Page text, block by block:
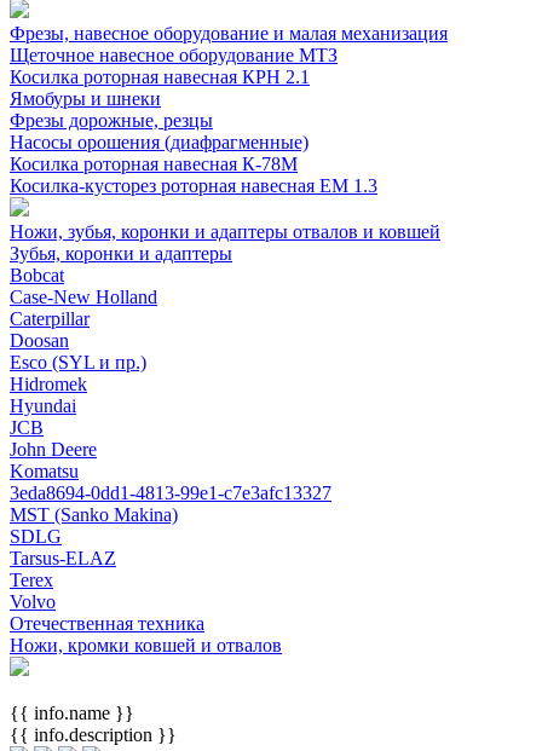
Фрезы, навесное оборудование и малая механизация
Щеточное навесное оборудование МТЗ
Косилка роторная навесная КРН 2.1
Ямобуры и шнеки
Фрезы дорожные, резцы
Насосы орошения (диафрагменные)
Косилка роторная навесная К-78М
Косилка-кусторез роторная навесная ЕМ 1.3
Ножи, зубья, коронки и адаптеры отвалов и ковшей
Зубья, коронки и адаптеры
Bobcat
Case-New Holland
Caterpillar
Doosan
Esco (SYL и пр.)
Hidromek
Hyundai
JCB
John Deere
Komatsu
3eda8694-0dd1-4813-99e1-c7e3afc13327
MST (Sanko Makina)
SDLG
Tarsus-ELAZ
Terex
Volvo
Отечественная техника
Ножи, кромки ковшей и отвалов
{{ info.name }}
{{ info.description }}